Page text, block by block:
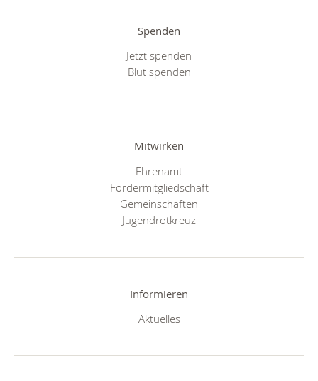
Spenden
Jetzt spenden
Blut spenden
Mitwirken
Ehrenamt
Fördermitgliedschaft
Gemeinschaften
Jugendrotkreuz
Informieren
Aktuelles